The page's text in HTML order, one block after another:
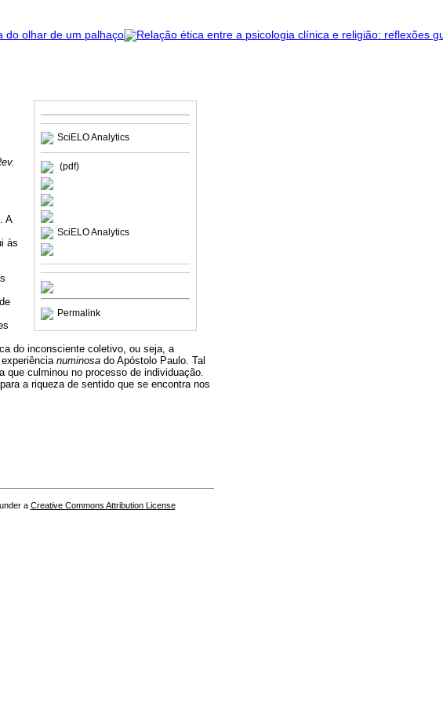
SciELO Analytics
(pdf)
SciELO Analytics
Permalink
A
às
do inconsciente coletivo, ou seja, a
numinosa do Apóstolo Paulo. Tal
que culminou no processo de individuação.
a riqueza de sentido que se encontra nos
a Creative Commons Attribution License